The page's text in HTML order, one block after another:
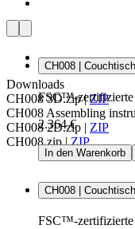
Downloads
CH008 3D.zip|ZIP
CH008 Assembling
CH008 2D.zip | ZIP
CH008.zip|ZIP
CH008 |
FSC™-zertifizierte
2.364 €
In den Warenkorb
CH008 |
FSC™-zertifizierte